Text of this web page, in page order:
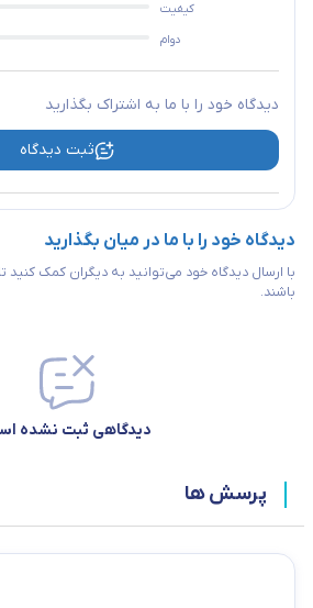
کیفیت
دوام
دیدگاه خود را با ما به اشتراک بگذارید
ثبت دیدگاه
دیدگاه خود را با ما در میان بگذارید
با ارسال دیدگاه خود می‌توانید به دیگران کمک
باشند.
دیدگاهی ثبت نشده
پرسش ها